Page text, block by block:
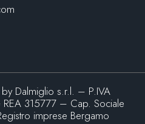
Dalmiglio s.r.l. – P.IVA
315777 – Cap. Sociale
imprese Bergamo